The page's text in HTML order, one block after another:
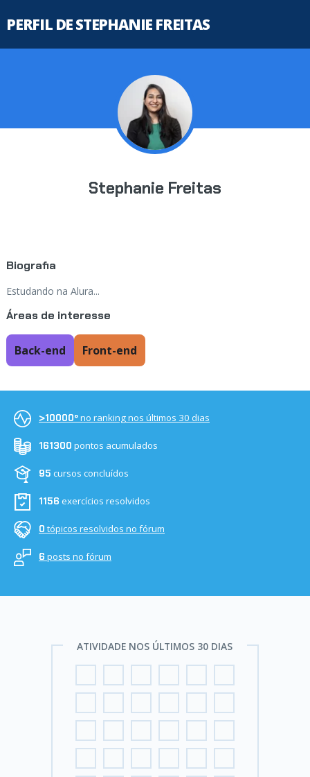
PERFIL DE STEPHANIE FREITAS
Stephanie Freitas
Biografia
Estudando na Alura...
Áreas de interesse
Back-end Front-end
>10000ºno ranking nos últimos 30 dias
161300 pontos acumulados
95 cursos concluídos
1156 exercícios resolvidos
0 tópicos resolvidos no fórum
6 posts no fórum
ATIVIDADE NOS ÚLTIMOS 30 DIAS